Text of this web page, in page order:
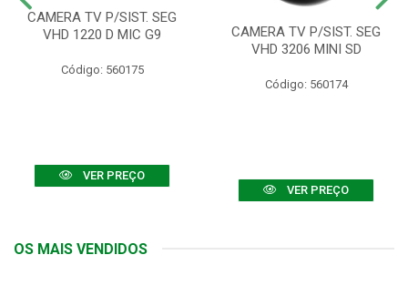
CAMERA TV P/SIST. SEG
VHD 1220 D MIC G9
Código: 560175
VER PREÇO
CAMERA TV P/SIST. SEG
VHD 3206 MINI SD
Código: 560174
VER PREÇO
OS MAIS VENDIDOS